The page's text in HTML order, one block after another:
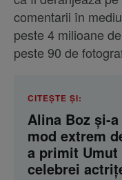
comentarii în
peste 4 milioane
peste 90 de
CITEȘTE ȘI:
Alina Boz și-
mod extrem
a primit
celebrei